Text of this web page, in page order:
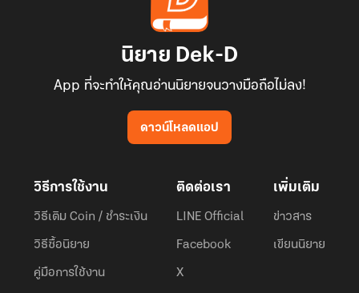
นิยาย Dek-D
App ที่จะทำให้คุณอ่านนิยายจนวางมือถือไม่ลง!
ดาวน์โหลดแอป
วิธีการใช้งาน
วิธีเติม Coin / ชำระเงิน
วิธีซื้อนิยาย
คู่มือการใช้งาน
ติดต่อเรา
LINE Official
Facebook
X
เพิ่มเติม
ข่าวสาร
เขียนนิยาย